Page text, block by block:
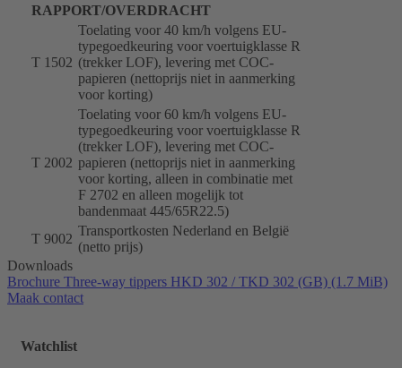
RAPPORT/OVERDRACHT
T 1502
Toelating voor 40 km/h volgens EU-
typegoedkeuring voor voertuigklasse R
(trekker LOF), levering met COC-
papieren (nettoprijs niet in aanmerking
voor korting)
T 2002
Toelating voor 60 km/h volgens EU-
typegoedkeuring voor voertuigklasse R
(trekker LOF), levering met COC-
papieren (nettoprijs niet in aanmerking
voor korting, alleen in combinatie met
F 2702 en alleen mogelijk tot
bandenmaat 445/65R22.5)
T 9002
Transportkosten Nederland en België
(netto prijs)
Downloads
Brochure Three-way tippers HKD 302 / TKD 302 (GB) (1.7 MiB)
Maak contact
Watchlist